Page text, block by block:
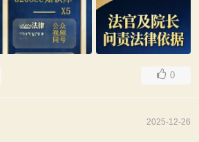
0
2025-12-26